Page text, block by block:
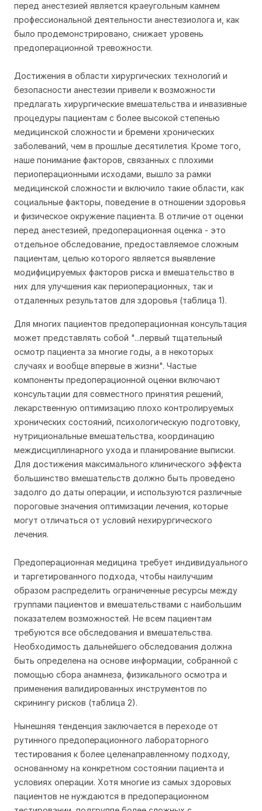
перед анестезией является краеугольным камнем
профессиональной деятельности анестезиолога и, как
было продемонстрировано, снижает уровень
предоперационной тревожности.
Достижения в области хирургических технологий и
безопасности анестезии привели к возможности
предлагать хирургические вмешательства и инвазивные
процедуры пациентам с более высокой степенью
медицинской сложности и бремени хронических
заболеваний, чем в прошлые десятилетия. Кроме того,
наше понимание факторов, связанных с плохими
периоперационными исходами, вышло за рамки
медицинской сложности и включило такие области, как
социальные факторы, поведение в отношении здоровья
и физическое окружение пациента. В отличие от оценки
перед анестезией, предоперационная оценка - это
отдельное обследование, предоставляемое сложным
пациентам, целью которого является выявление
модифицируемых факторов риска и вмешательство в
них для улучшения как периоперационных, так и
отдаленных результатов для здоровья (таблица 1).
Для многих пациентов предоперационная консультация
может представлять собой "...первый тщательный
осмотр пациента за многие годы, а в некоторых
случаях и вообще впервые в жизни". Частые
компоненты предоперационной оценки включают
консультации для совместного принятия решений,
лекарственную оптимизацию плохо контролируемых
хронических состояний, психологическую подготовку,
нутрициональные вмешательства, координацию
междисциплинарного ухода и планирование выписки.
Для достижения максимального клинического эффекта
большинство вмешательств должно быть проведено
задолго до даты операции, и используются различные
пороговые значения оптимизации лечения, которые
могут отличаться от условий нехирургического
лечения.
Предоперационная медицина требует индивидуального
и таргетированного подхода, чтобы наилучшим
образом распределить ограниченные ресурсы между
группами пациентов и вмешательствами с наибольшим
показателем возможностей. Не всем пациентам
требуются все обследования и вмешательства.
Необходимость дальнейшего обследования должна
быть определена на основе информации, собранной с
помощью сбора анамнеза, физикального осмотра и
применения валидированных инструментов по
скринингу рисков (таблица 2).
Нынешняя тенденция заключается в переходе от
рутинного предоперационного лабораторного
тестирования к более целенаправленному подходу,
основанному на конкретном состоянии пациента и
условиях операции. Хотя многие из самых здоровых
пациентов не нуждаются в предоперационном